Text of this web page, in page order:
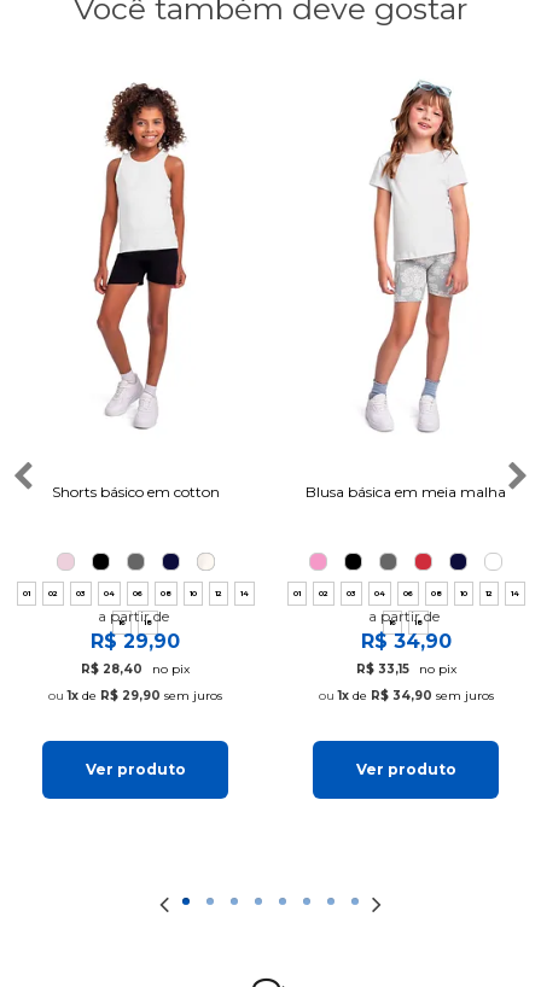
Você também deve gostar
Shorts básico em cotton
01 02 03 04 06 08 10 12 14
16 18
a partir de
R$ 29,90
R$ 28,40
no pix
1x de R$ 29,90 sem juros
Ver produto
Blusa básica em meia malha
01 02 03 04 06 08 10 12 14
16 18
a partir de
R$ 34,90
R$ 33,15
no pix
1xde R$ 34,90 sem juros
Ver produto